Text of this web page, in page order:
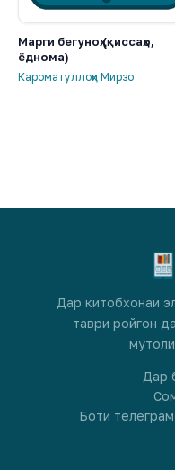
Марги бегуноҳ (қиссаҳо,
ёднома)
Кароматуллоҳи Мирзо
Дар китобхонаи
таври ройгон
Дар
Боти